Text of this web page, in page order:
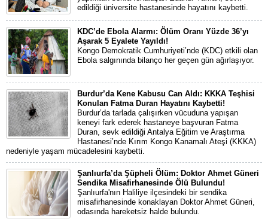
edildiği üniversite hastanesinde hayatını kaybetti.
KDC’de Ebola Alarmı: Ölüm Oranı Yüzde 36’yı
Aşarak 5 Eyalete Yayıldı!
Kongo Demokratik Cumhuriyeti’nde (KDC) etkili olan
Ebola salgınında bilanço her geçen gün ağırlaşıyor.
Burdur’da Kene Kabusu Can Aldı: KKKA Teşhisi
Konulan Fatma Duran Hayatını Kaybetti!
Burdur’da tarlada çalışırken vücuduna yapışan
keneyi fark ederek hastaneye başvuran Fatma
Duran, sevk edildiği Antalya Eğitim ve Araştırma
Hastanesi’nde Kırım Kongo Kanamalı Ateşi (KKKA)
nedeniyle yaşam mücadelesini kaybetti.
Şanlıurfa’da Şüpheli Ölüm: Doktor Ahmet Güneri
Sendika Misafirhanesinde Ölü Bulundu!
Şanlıurfa'nın Haliliye ilçesindeki bir sendika
misafirhanesinde konaklayan Doktor Ahmet Güneri,
odasında hareketsiz halde bulundu.